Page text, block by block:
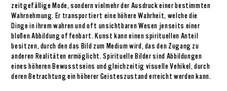
zeitgefällige Mode, sondern vielmehr der Ausdruck einer bestimmten
Wahrnehmung. Er transportiert eine höhere Wahrheit, welche die
Dinge in ihrem wahren und oft unsichtbaren Wesen jenseits einer
bloßen Abbildung offenbart. Kunst kann einen spirituellen Anteil
besitzen, durch den das Bild zum Medium wird, das den Zugang zu
anderen Realitäten ermöglicht. Spirituelle Bilder sind Abbildungen
eines höheren Bewusstseins und gleichzeitig visuelle Vehikel, durch
deren Betrachtung ein höherer Geisteszustand erreicht werden kann.